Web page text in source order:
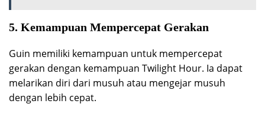
5. Kemampuan Mempercepat Gerakan
Guin memiliki kemampuan untuk mempercepat
gerakan dengan kemampuan Twilight Hour. Ia dapat
melarikan diri dari musuh atau mengejar musuh
dengan lebih cepat.